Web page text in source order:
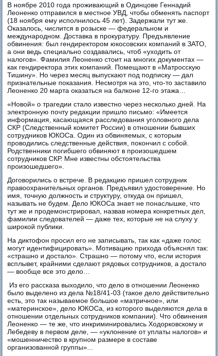
В ноябре 2010 года проживающий в Одинцове Геннадий
Леоненко отправился в местное УВД, чтобы обменять паспорт
(18 ноября ему исполнилось 45 лет). Задержали тут же.
Оказалось, числится в розыске — федеральном и
международном. Доставка в прокуратуру. Предъявление
обвинения: был гендиректором юкосовских компаний в ЗАТО,
а они ведь специально создавались, чтоб «уходить от
налогов». Фамилия Леоненко стоит на многих документах —
как гендиректора этих компаний. Помещают в «Матросскую
Тишину». Но через месяц выпускают под подписку — дал
признательные показания. Несмотря на это, что-то заставило
Леоненко 20 марта оказаться на балконе 12-го этажа…
«Новой» о трагедии стало известно через несколько дней. На
электронную почту редакции пришло письмо: «Имеется
информация, касающаяся расследования уголовного дела
СКР (Следственный комитет России) в отношении бывших
сотрудников ЮКОСа. Один из обвиняемых, с которым
проводились следственные действия, покончил с собой.
Родственники погибшего обвиняют в произошедшем
сотрудников СКР. Мне известны обстоятельства
произошедшего».
Договорились о встрече. В редакцию пришел сотрудник
правоохранительных органов. Предъявил удостоверение. Но
имя, точную должность и структуру, откуда он пришел,
называть не будем. Дело ЮКОСа знает не понаслышке, что
тут же и продемонстрировал, назвав номера конкретных дел,
фамилии следователей — даже тех, которые не на слуху у
широкой публики.
На диктофон просил его не записывать, так как «даже голос
могут идентифицировать». Мотивацию прихода объяснял так:
«страшно и достало». Страшно — потому что, если история
всплывет, крайними сделают рядовых сотрудников, а достало
— вообще все это дело…
Из его рассказа выходило, что дело в отношении Леоненко
было выделено из дела №18/41-03 (такое дело действительно
есть, это так называемое большое «матричное», или
«материнское», дело ЮКОСа, из которого выделяются дела в
отношении отдельных сотрудников компании). Что обвинения
Леоненко — те же, что инкриминировались Ходорковскому и
Лебедеву в первом деле, — «уклонение от уплаты налогов» и
«мошенничество в крупном размере в составе
организованной группы»...